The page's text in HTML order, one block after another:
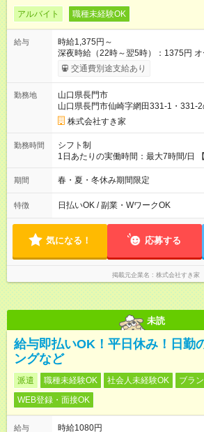
アルバイト 職種未経験OK
給与
時給1,375円～
深夜時給（22時～翌5時）：1375円
給（22時～翌5時）：1563円 【オープン手当期間】
2026/08/01~2026/10/31 【試用期間】試用期間あり 試用期間の
の実態は30日（※条件変更なし）です
させていただきます。 研修制度あり：
交通費別途支給あり
勤務地
山口県長門市
山口県長門市仙崎字網田331-1・331-
株式会社すき家
勤務時間
シフト制
1日あたりの実働時間：最大7時間/日
週2日～・1日2h～OK◎ ※22:00から翌
のみ勤務可能です（18歳未満の深夜業務禁止
す。 必ず、2名以上での勤務を行いま
す。
期間 春・夏・冬休み期間限定
特徴 日払いOK / 副業・WワークOK
気になる！ 応募する
掲載元企業名 株式会社すき家
未読
給与即払いOK！平日休み！日勤
ングなど
派遣 職種未経験OK 社会人未経験OK
ブラ
WEB登録・面接OK
給与 時給1080円